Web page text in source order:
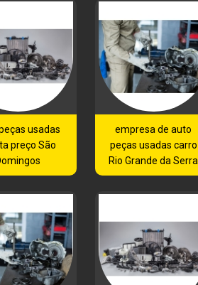
usadas
preço São
empresa de auto
peças usadas carro
Rio Grande da Serra